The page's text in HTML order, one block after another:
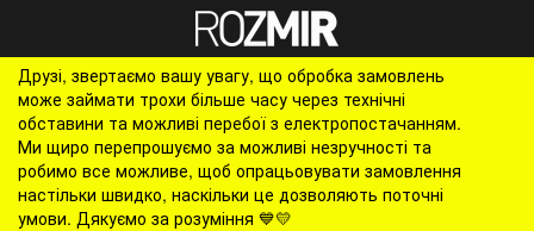
Друзі, звертаємо вашу увагу, що обробка замовлень
може займати трохи більше часу через технічні
обставини та можливі перебої з електропостачанням.
Ми щиро перепрошуємо за можливі незручності та
робимо все можливе, щоб опрацьовувати замовлення
настільки швидко, наскільки це дозволяють поточні
умови. Дякуємо за розуміння 💙💛